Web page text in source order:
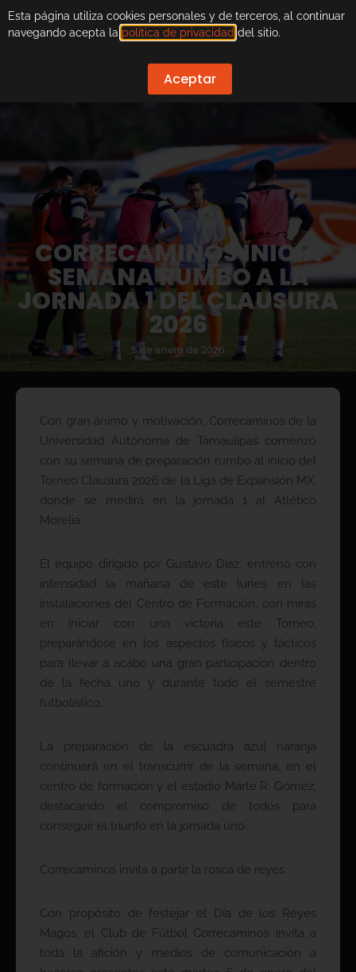
CORRECAMINOS INICIA
SEMANA RUMBO A LA
JORNADA 1 DEL CLAUSURA
2026
5 de enero de 2026
Con gran ánimo y motivación, Correcaminos de la
Universidad Autónoma de Tamaulipas comenzó
con su semana de preparación rumbo al inicio del
Torneo Clausura 2026 de la Liga de Expansión MX,
donde se medirá en la jornada 1 al Atlético
Morelia.
El equipo dirigido por Gustavo Díaz, entrenó con
intensidad la mañana de este lunes en las
instalaciones del Centro de Formación, con miras
en iniciar con una victoria este Torneo,
preparándose en los aspectos físicos y tácticos
para llevar a acabo una gran participación dentro
de la fecha uno y durante todo el semestre
futbolístico.
La preparación de la escuadra azul naranja
continuará en el transcurrir de la semana, en el
centro de formación y el estadio Marte R. Gómez,
destacando el compromiso de todos para
conseguir el triunfo en la jornada uno.
Correcaminos invita a partir la rosca de reyes:
Con propósito de festejar el Día de los Reyes
Magos, el Club de Fútbol Correcaminos invita a
toda la afición y medios de comunicación a
Esta página utiliza cookies personales y de terceros, al continuar
navegando acepta la política de privacidad del sitio.
Aceptar